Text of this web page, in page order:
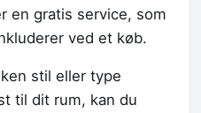
en gratis service, som
ved et køb.
stil eller type
til dit rum, kan du